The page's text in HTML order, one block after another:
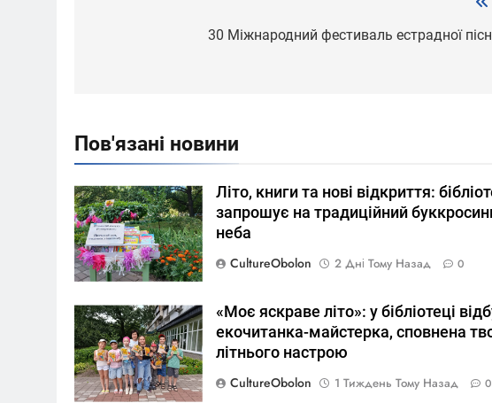
30 Міжнародний фестиваль естрадної
Пов'язані новини
Літо, книги та нові відкриття:
запрошує на традиційний
неба
CultureObolon
2 Дні Тому Назад 0
«Моє яскраве літо»: у бібліотеці
екочитанка-майстерка, сповнена
літнього настрою
CultureObolon
1 Тиждень Тому Назад 0